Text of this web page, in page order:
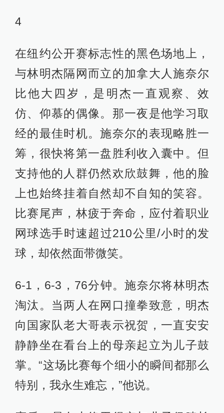
4
在纽约公开赛标志性的黑色场地上，
与林明杰隔网而立的加拿大人施奈尔
比他大四岁，是明杰一直观察、效
仿、仰慕的偶像。那一夜是他学习取
经的最佳时机。施奈尔的表现略胜一
筹，很快将第一盘胜利收入囊中。但
支持他的人群仍然欢欣鼓舞，他的脸
上也始终挂着自然却不自知的笑容。
比赛尾声，林疲于奔命，应付着职业
网球选手时速超过210公里/小时的发
球，却依然面带微笑。
6-1，6-3，76分钟。施奈尔将林明杰
淘汰。当两人在网口撞拳致意，明杰
向国家队老大哥表示祝贺，一直安安
静静坐在看台上的母亲起立为儿子鼓
掌。“这场比赛每个细小的瞬间都那么
特别，我永生难忘，”他说。